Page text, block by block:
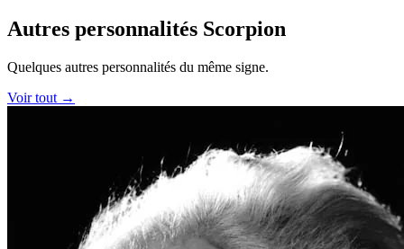
Autres personnalités Scorpion
Quelques autres personnalités du même signe.
Voir tout →